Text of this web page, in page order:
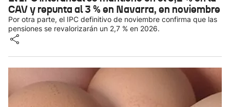
CAV y repunta al 3 % en Navarra, en noviembre
Por otra parte, el IPC definitivo de noviembre confirma que las
pensiones se revalorizarán un 2,7 % en 2026.